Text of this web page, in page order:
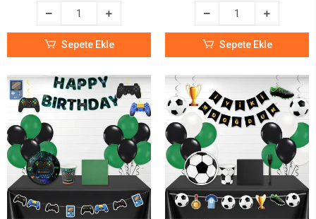
Sepete Ekle Sepete Ekle